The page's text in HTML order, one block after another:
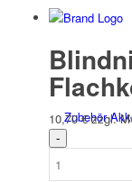
Zubehör
10,70€ zzgl.